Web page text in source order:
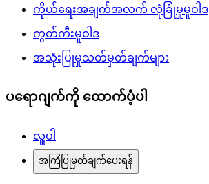
ကိုယ်ရေးအချက်အလက် လုံခြုံမှုမူဝါဒ
ကွတ်ကီးမူဝါဒ
အသုံးပြုမှုသတ်မှတ်ချက်များ
ပရောဂျက်ကို ထောက်ပံ့ပါ
လှူပါ
အကြံပြုမှတ်ချက်ပေးရန်